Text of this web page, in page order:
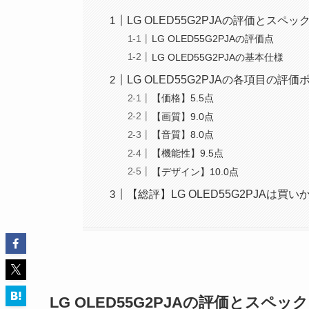
LG OLED55G2PJAの評価とスペック
LG OLED55G2PJAの評価点
LG OLED55G2PJAの基本仕様
LG OLED55G2PJAの各項目の評価
【価格】5.5点
【画質】9.0点
【音質】8.0点
【機能性】9.5点
【デザイン】10.0点
【総評】LG OLED55G2PJAは買い
LG OLED55G2PJAの評価とスペック